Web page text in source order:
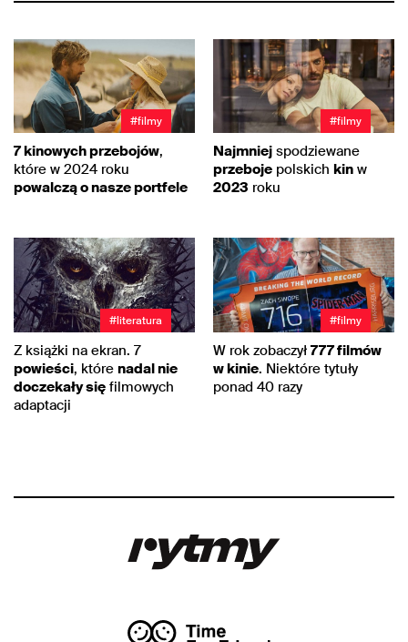
#filmy
7 kinowych przebojów,
które w 2024 roku
powalczą o nasze portfele
#filmy
Najmniej spodziewane
przeboje polskich kin w
2023 roku
#literatura
Z książki na ekran. 7
powieści, które nadal nie
doczekały się filmowych
adaptacji
#filmy
W rok zobaczył 777 filmów
w kinie. Niektóre tytuły
ponad 40 razy